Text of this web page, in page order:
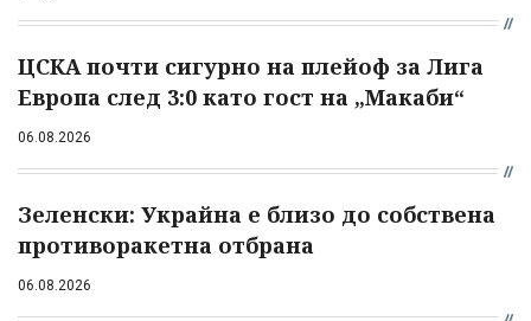
ЦСКА почти сигурно на плейоф за Лига
Европа след 3:0 като гост на „Макаби“
06.08.2026
Зеленски: Украйна е близо до собствена
противоракетна отбрана
06.08.2026